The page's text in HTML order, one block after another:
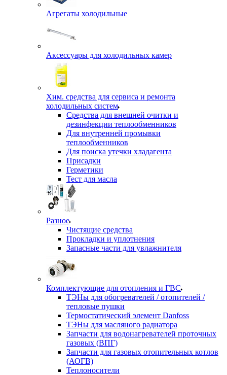
Агрегаты холодильные
Аксессуары для холодильных камер
Хим. средства для сервиса и ремонта
холодильных систем
Средства для внешней очитки и
дезинфекции теплообменников
Для внутренней промывки
теплообменников
Для поиска утечки хладагента
Присадки
Герметики
Тест для масла
Разное
Чистящие средства
Прокладки и уплотнения
Запасные части для увлажнителя
Комплектующие для отопления и ГВС
ТЭНы для обогревателей / отопителей /
тепловые пушки
Термостатический элемент Danfoss
ТЭНы для масляного радиатора
Запчасти для водонагревателей проточных
газовых (ВПГ)
Запчасти для газовых отопительных котлов
(АОГВ)
Теплоносители